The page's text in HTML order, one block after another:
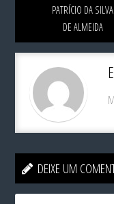
PATRÍCIO DA SILVA
DE ALMEIDA
DEIXE UM